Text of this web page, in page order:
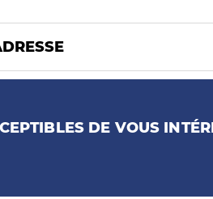
DE VOUS